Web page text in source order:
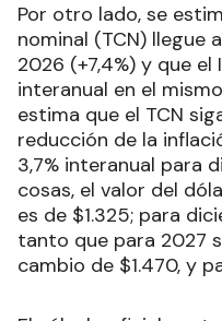
Por otro lado, se
nominal (TCN) llegue
2026 (+7,4%) y que el
interanual en el
estima que el TCN
reducción de la
3,7% interanual para
cosas, el valor del
es de $1.325; para
tanto que para 2027
cambio de $1.470, y